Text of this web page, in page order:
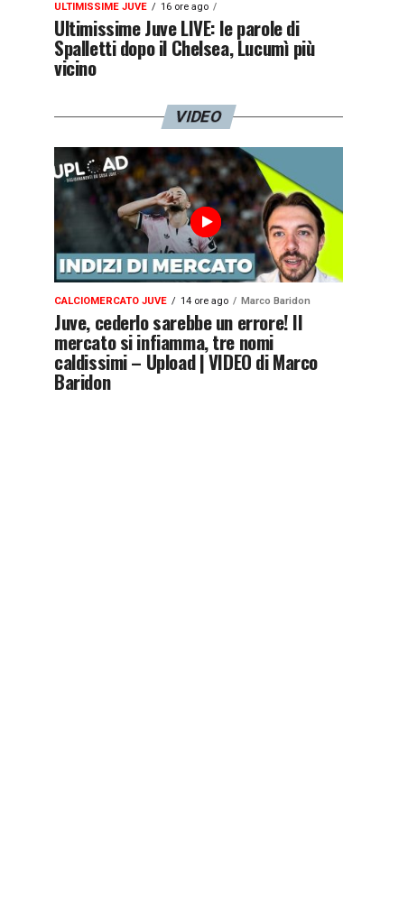
ULTIMISSIME JUVE 16 ore ago
Ultimissime Juve LIVE: le parole di
Spalletti dopo il Chelsea, Lucumì più
vicino
VIDEO
CALCIOMERCATO JUVE 14 ore ago Marco Baridon
Juve, cederlo sarebbe un errore! Il
mercato si infiamma, tre nomi
caldissimi – Upload | VIDEO di Marco
Baridon